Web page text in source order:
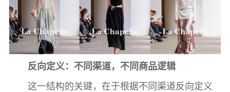
反向定义：不同渠道，不同商品逻辑
这一结构的关键，在于根据不同渠道反向定义